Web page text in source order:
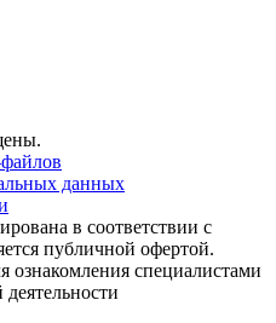
данных
в соответствии с
публичной офертой.
ознакомления специалистами